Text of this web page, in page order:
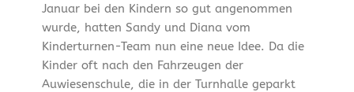
Januar bei den Kindern so gut angenommen
wurde, hatten Sandy und Diana vom
Kinderturnen-Team nun eine neue Idee. Da die
Kinder oft nach den Fahrzeugen der
Auwiesenschule, die in der Turnhalle geparkt